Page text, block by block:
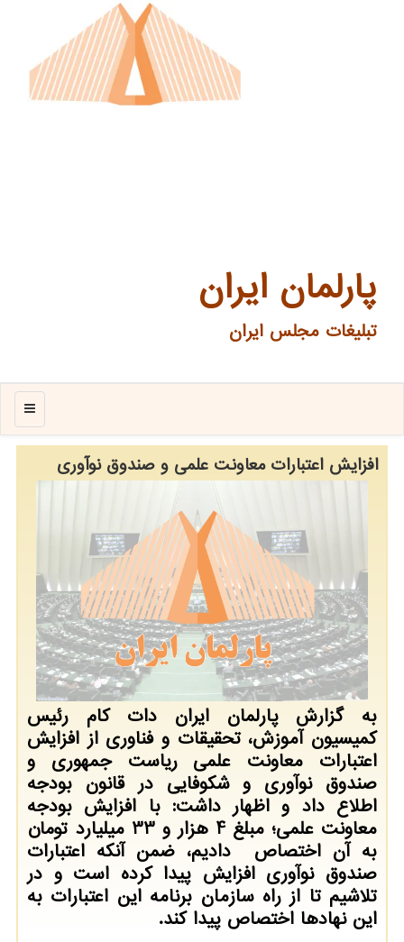
پارلمان ایران
تبلیغات مجلس ایران
منو
افزایش اعتبارات معاونت علمی و صندوق نوآوری
به گزارش پارلمان ایران دات کام رئیس
کمیسیون آموزش، تحقیقات و فناوری از افزایش
اعتبارات معاونت علمی ریاست جمهوری و
صندوق نوآوری و شکوفایی در قانون بودجه
اطلاع داد و اظهار داشت: با افزایش بودجه
معاونت علمی؛ مبلغ 4 هزار و 33 میلیارد تومان
به آن اختصاص دادیم، ضمن آنکه اعتبارات
صندوق نوآوری افزایش پیدا کرده است و در
تلاشیم تا از راه سازمان برنامه این اعتبارات به
این نهادها اختصاص پیدا کند.